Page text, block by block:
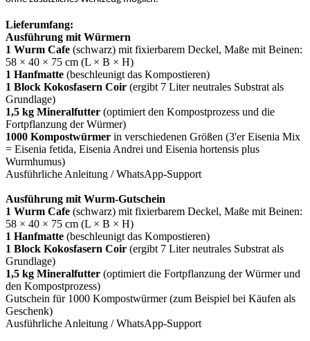
Lieferumfang:
Ausführung mit Würmern
1 Wurm Cafe (schwarz) mit fixierbarem Deckel, Maße mit Beinen:
58 × 40 × 75 cm (L × B × H)
1 Hanfmatte (beschleunigt das Kompostieren)
1 Block Kokosfasern Coir (ergibt 7 Liter neutrales Substrat als
Grundlage)
1,5 kg Mineralfutter (optimiert den Kompostprozess und die
Fortpflanzung der Würmer)
1000 Kompostwürmer in verschiedenen Größen (3'er Eisenia Mix
= Eisenia fetida, Eisenia Andrei und Eisenia hortensis plus
Wurmhumus)
Ausführliche Anleitung / WhatsApp-Support
Ausführung mit Wurm-Gutschein
1 Wurm Cafe (schwarz) mit fixierbarem Deckel, Maße mit Beinen:
58 × 40 × 75 cm (L × B × H)
1 Hanfmatte (beschleunigt das Kompostieren)
1 Block Kokosfasern Coir (ergibt 7 Liter neutrales Substrat als
Grundlage)
1,5 kg Mineralfutter (optimiert die Fortpflanzung der Würmer und
den Kompostprozess)
Gutschein für 1000 Kompostwürmer (zum Beispiel bei Käufen als
Geschenk)
Ausführliche Anleitung / WhatsApp-Support